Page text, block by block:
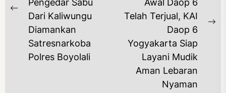
Previous
post:
Dari Kaliwungu
Diamankan
Satresnarkoba
Polres Boyolali
Telah Terjual, KAI
Daop 6
Yogyakarta Siap
Layani Mudik
Aman Lebaran
Nyaman